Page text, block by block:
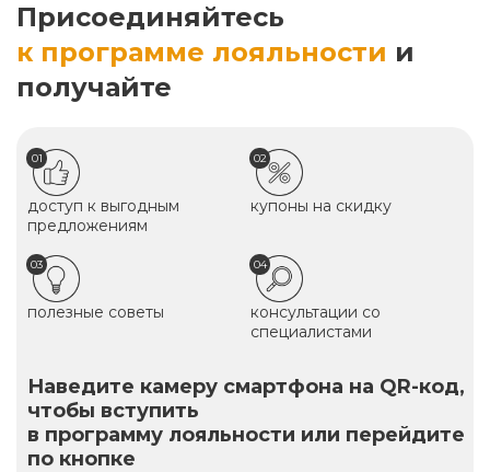
Присоединяйтесь
к программе лояльности и
получайте
01
доступ к выгодным
предложениям
02
купоны на скидку
03
полезные советы
04
консультации со
специалистами
Наведите камеру смартфона на QR-код,
чтобы вступить
в программу лояльности или перейдите
по кнопке